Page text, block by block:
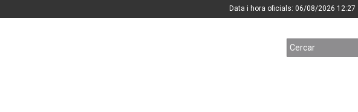
Data i hora oficials: 06/08/2026 12:27